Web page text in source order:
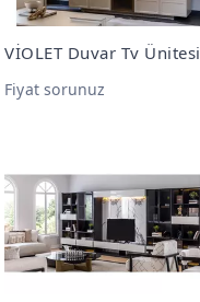
VİOLET Duvar Tv Ünitesi
Fiyat sorunuz